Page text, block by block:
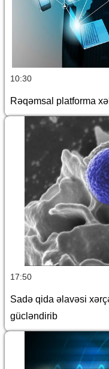
10:30
Rəqəmsal platforma
17:50
Sadə qida əlavəsi
gücləndirib